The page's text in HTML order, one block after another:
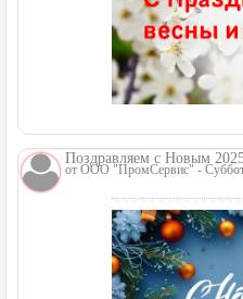
Поздравляем с Новым
от ООО "ПромСервис" -